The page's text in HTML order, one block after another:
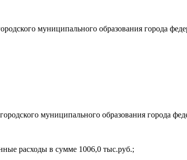
муниципального образования города
муниципального образования города
расходы в сумме 1006,0 тыс.руб.;